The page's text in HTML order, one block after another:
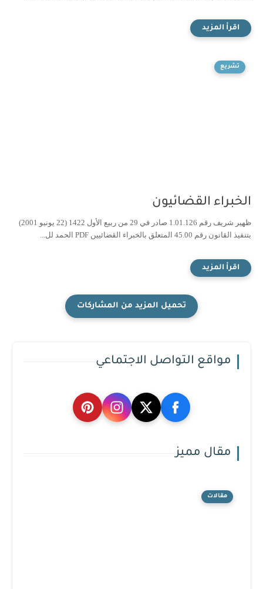
تشريع
الخبراء القضائيون
ظهير شريف رقم 1.01.126 صادر في 29 من ربيع الأول 1422 (22 يونيو 2001)
بتنفيذ القانون رقم 45.00 المتعلق بالخبراء القضائيين PDF الحمد لل...
مواقع التواصل الاجتماعي
مقال مميز
مقالات